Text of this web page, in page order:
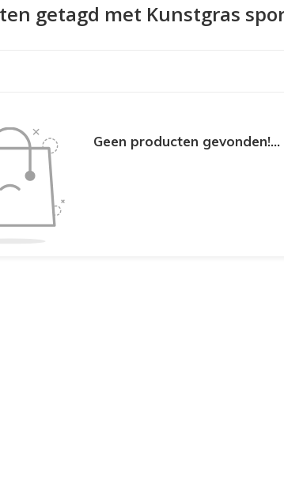
getagd met Kunstgras
Geen producten gevonden!...